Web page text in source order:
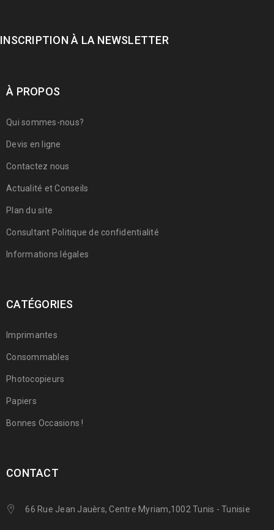
INSCRIPTION À LA NEWSLETTER
À PROPOS
Qui sommes-nous?
Devis en ligne
Contactez nous
Actualité et Conseils
Plan du site
Consultant Politique de confidentialité
Informations légales
CATÉGORIES
Imprimantes
Consommables
Photocopieurs
Papiers
Bonnes Occasions !
CONTACT
66 Rue Jean Jauèrs, Centre Myriam,1002 Tunis - Tunisie